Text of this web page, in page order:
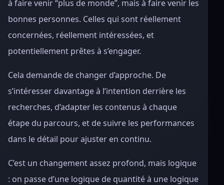
à faire venir “plus de monde”, mais à faire venir les
bonnes personnes. Celles qui sont réellement
concernées, réellement intéressées, et
potentiellement prêtes à s’engager.
Cela demande de changer d’approche. De
s’intéresser davantage à l’intention derrière les
recherches, d’adapter les contenus à chaque
étape du parcours, et de suivre les performances
dans le détail pour ajuster en continu.
C’est un changement assez profond, mais logique
: on passe d’une logique de quantité à une logique